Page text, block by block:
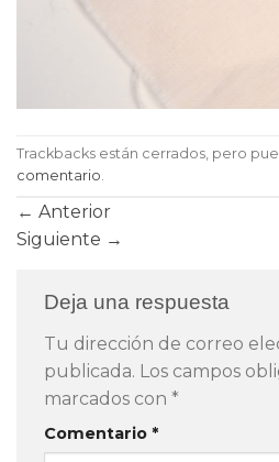
Trackbacks están cerrados, pero
comentario.
← Anterior
Siguiente →
Deja una respuesta
Tu dirección de correo
publicada. Los campos
marcados con *
Comentario *